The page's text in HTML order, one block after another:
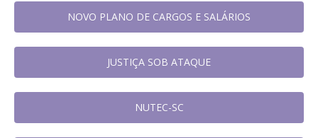
NOVO PLANO DE CARGOS E SALÁRIOS
JUSTIÇA SOB ATAQUE
NUTEC-SC